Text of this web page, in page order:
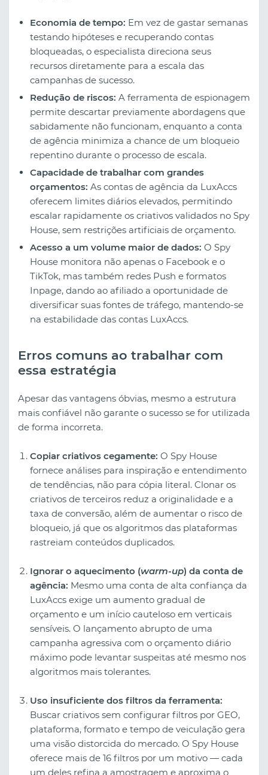
Economia de tempo: Em vez de gastar semanas
testando hipóteses e recuperando contas
bloqueadas, o especialista direciona seus
recursos diretamente para a escala das
campanhas de sucesso.
Redução de riscos: A ferramenta de espionagem
permite descartar previamente abordagens que
sabidamente não funcionam, enquanto a conta
de agência minimiza a chance de um bloqueio
repentino durante o processo de escala.
Capacidade de trabalhar com grandes
orçamentos: As contas de agência da LuxAccs
oferecem limites diários elevados, permitindo
escalar rapidamente os criativos validados no Spy
House, sem restrições artificiais de orçamento.
Acesso a um volume maior de dados: O Spy
House monitora não apenas o Facebook e o
TikTok, mas também redes Push e formatos
Inpage, dando ao afiliado a oportunidade de
diversificar suas fontes de tráfego, mantendo-se
na estabilidade das contas LuxAccs.
Erros comuns ao trabalhar com
essa estratégia
Apesar das vantagens óbvias, mesmo a estrutura
mais confiável não garante o sucesso se for utilizada
de forma incorreta.
Copiar criativos cegamente: O Spy House
fornece análises para inspiração e entendimento
de tendências, não para cópia literal. Clonar os
criativos de terceiros reduz a originalidade e a
taxa de conversão, além de aumentar o risco de
bloqueio, já que os algoritmos das plataformas
rastreiam conteúdos duplicados.
Ignorar o aquecimento (warm-up) da conta de
agência: Mesmo uma conta de alta confiança da
LuxAccs exige um aumento gradual de
orçamento e um início cauteloso em verticais
sensíveis. O lançamento abrupto de uma
campanha agressiva com o orçamento diário
máximo pode levantar suspeitas até mesmo nos
algoritmos mais tolerantes.
Uso insuficiente dos filtros da ferramenta:
Buscar criativos sem configurar filtros por GEO,
plataforma, formato e tempo de veiculação gera
uma visão distorcida do mercado. O Spy House
oferece mais de 16 filtros por um motivo — cada
um deles refina a amostragem e aproxima o